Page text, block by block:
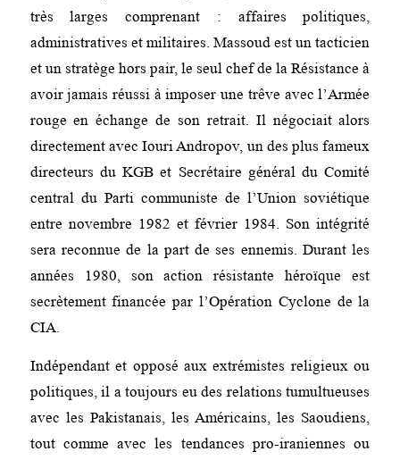
très larges comprenant : affaires politiques,
administratives et militaires. Massoud est un tacticien
et un stratège hors pair, le seul chef de la Résistance à
avoir jamais réussi à imposer une trêve avec l’Armée
rouge en échange de son retrait. Il négociait alors
directement avec Iouri Andropov, un des plus fameux
directeurs du KGB et Secrétaire général du Comité
central du Parti communiste de l’Union soviétique
entre novembre 1982 et février 1984. Son intégrité
sera reconnue de la part de ses ennemis. Durant les
années 1980, son action résistante héroïque est
secrètement financée par l’Opération Cyclone de la
CIA.
Indépendant et opposé aux extrémistes religieux ou
politiques, il a toujours eu des relations tumultueuses
avec les Pakistanais, les Américains, les Saoudiens,
tout comme avec les tendances pro-iraniennes ou